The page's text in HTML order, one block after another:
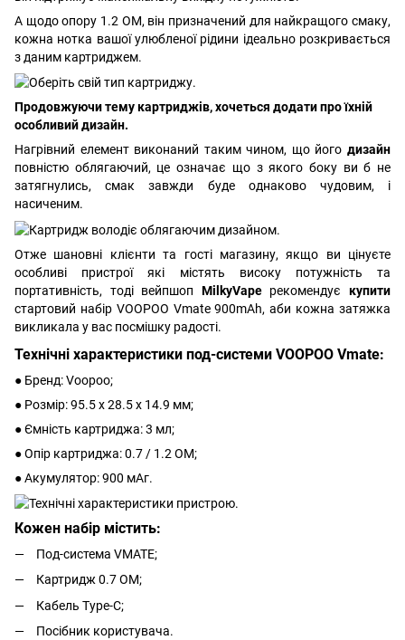
А щодо опору 1.2 ОМ, він призначений для найкращого смаку,
кожна нотка вашої улюбленої рідини ідеально розкривається
з даним картриджем.
Продовжуючи тему картриджів, хочеться додати про їхній
особливий дизайн.
Нагрівний елемент виконаний таким чином, що його дизайн
повністю облягаючий, це означає що з якого боку ви б не
затягнулись, смак завжди буде однаково чудовим, і
насиченим.
Отже шановні клієнти та гості магазину, якщо ви цінуєте
особливі пристрої які містять високу потужність та
портативність, тоді вейпшоп MilkyVape рекомендуєкупити
cтартовий набір VOOPOO Vmate 900mAh, аби кожна затяжка
викликала у вас посмішку радості.
Технічні характеристики под-системи VOOPOO Vmate:
● Бренд: Voopoo;
● Розмір: 95.5 х 28.5 х 14.9 мм;
● Ємність картриджа: 3 мл;
● Опір картриджа: 0.7 / 1.2 ОМ;
● Акумулятор: 900 мАг.
Кожен набір містить:
Под-система VMATE;
Картридж 0.7 ОМ;
Кабель Type-C;
Посібник користувача.